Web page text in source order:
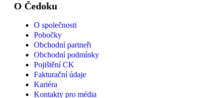
O Čedoku
O společnosti
Pobočky
Obchodní partneři
Obchodní podmínky
Pojištění CK
Fakturační údaje
Kariéra
Kontakty pro média